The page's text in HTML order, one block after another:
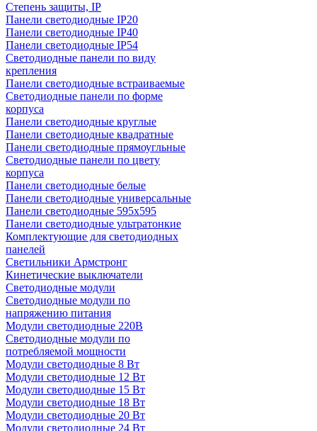
Степень защиты, IP
Панели светодиодные IP20
Панели светодиодные IP40
Панели светодиодные IP54
Светодиодные панели по виду
крепления
Панели светодиодные встраиваемые
Светодиодные панели по форме
корпуса
Панели светодиодные круглые
Панели светодиодные квадратные
Панели светодиодные прямоугльные
Светодиодные панели по цвету
корпуса
Панели светодиодные белые
Панели светодиодные универсальные
Панели светодиодные 595х595
Панели светодиодные ультратонкие
Комплектующие для светодиодных
панелей
Светильники Армстронг
Кинетические выключатели
Светодиодные модули
Светодиодные модули по
напряжению питания
Модули светодиодные 220В
Светодиодные модули по
потребляемой мощности
Модули светодиодные 8 Вт
Модули светодиодные 12 Вт
Модули светодиодные 15 Вт
Модули светодиодные 18 Вт
Модули светодиодные 20 Вт
Модули светодиодные 24 Вт